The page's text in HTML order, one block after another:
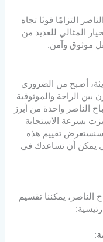
التزامًا قويًا تجاه
المثالي للعديد من
موثوق وآمن.
أصبح من الضروري
بين الراحة والموثوقية
الناصر واحدة من أبرز
بسرعة الاستجابة
سنستعرض تقييم هذه
يمكن أن تساعدك في
يمكننا تقسيم
: